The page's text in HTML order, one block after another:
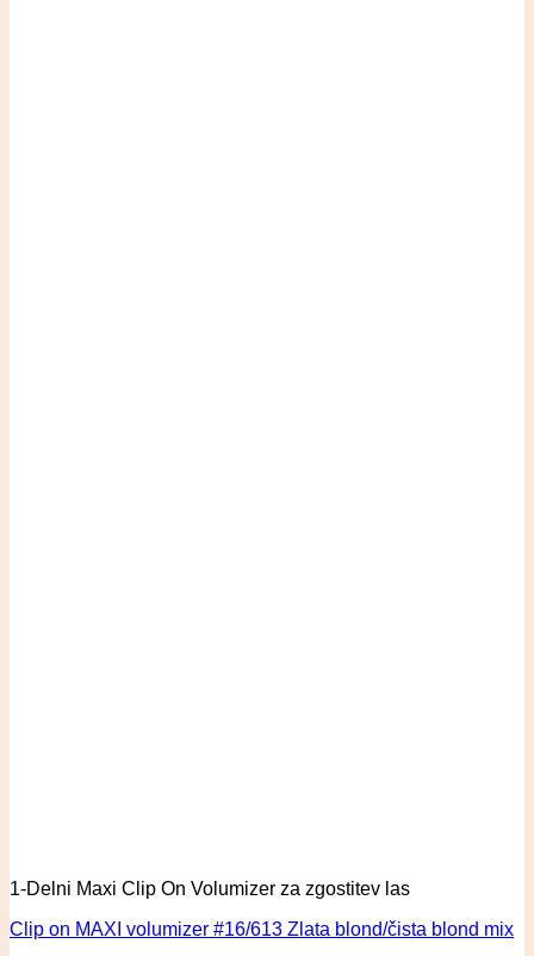
1-Delni Maxi Clip On Volumizer za zgostitev las
Clip on MAXI volumizer #16/613 Zlata blond/čista blond mix